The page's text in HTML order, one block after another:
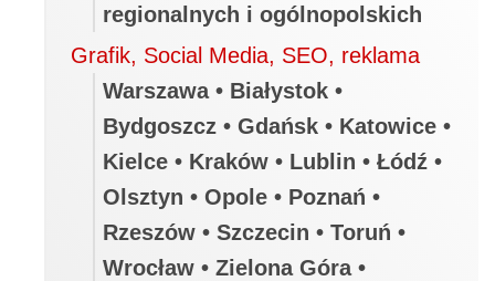
regionalnych i ogólnopolskich
Grafik, Social Media, SEO, reklama
Warszawa • Białystok •
Bydgoszcz • Gdańsk • Katowice •
Kielce • Kraków • Lublin • Łódź •
Olsztyn • Opole • Poznań •
Rzeszów • Szczecin • Toruń •
Wrocław • Zielona Góra •